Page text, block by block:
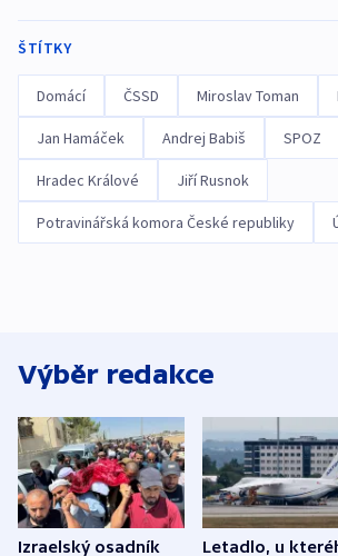
ŠTÍTKY
Domácí ČSSD Miroslav Toman
Jan Hamáček Andrej Babiš SPOZ
Hradec Králové Jiří Rusnok
Potravinářská komora České republiky
Výběr redakce
Izraelský osadník
Letadlo, u